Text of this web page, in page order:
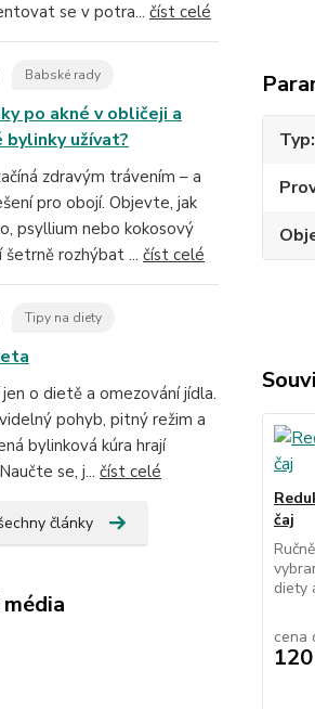
se v potra... číst celé
Babské rady
po akné v obličeji a
bylinky užívat?
zdravým trávením – a
pro obojí. Objevte, jak
psyllium nebo kokosový
šetrně rozhýbat ... číst celé
Tipy na diety
o dietě a omezování jídla.
pohyb, pitný režim a
bylinková kúra hrají
se, j... číst celé
články
Typ
čaj
diety
cena